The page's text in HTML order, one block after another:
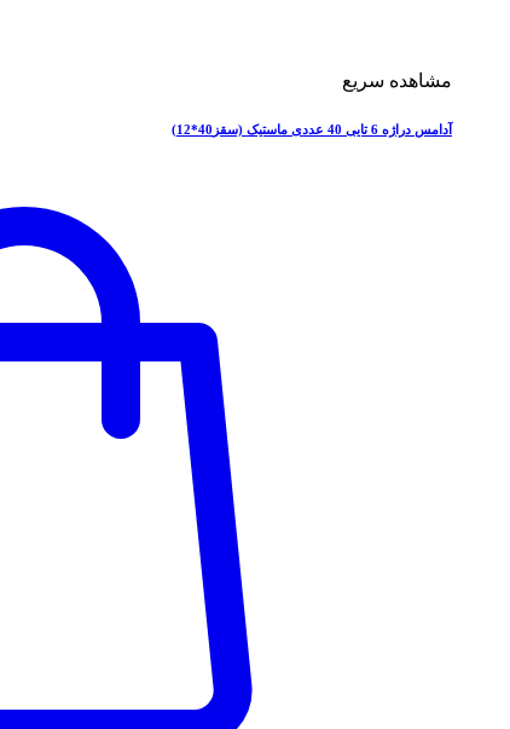
مشاهده سریع
آدامس دراژه 6 تایی 40 عددی ماستیک (سقز40*12)